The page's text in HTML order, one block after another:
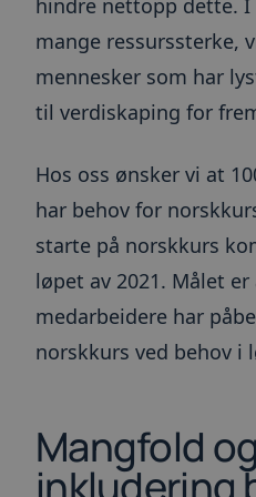
mange ressurssterke,
mennesker som har
til verdiskaping for
Hos oss ønsker vi at
har behov for
starte på norskkurs
løpet av 2021. Målet
medarbeidere har
norskkurs ved behov i
Mangfold og
ARRAffinity
__cf_bm
Privacy Policy